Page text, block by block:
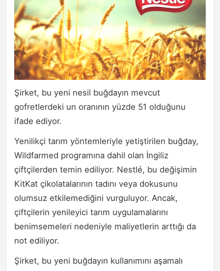
Şirket, bu yeni nesil buğdayın mevcut
gofretlerdeki un oranının yüzde 51 olduğunu
ifade ediyor.
Yenilikçi tarım yöntemleriyle yetiştirilen buğday,
Wildfarmed programına dahil olan İngiliz
çiftçilerden temin ediliyor. Nestlé, bu değişimin
KitKat çikolatalarının tadını veya dokusunu
olumsuz etkilemediğini vurguluyor. Ancak,
çiftçilerin yenileyici tarım uygulamalarını
benimsemeleri nedeniyle maliyetlerin arttığı da
not ediliyor.
Şirket, bu yeni buğdayın kullanımını aşamalı